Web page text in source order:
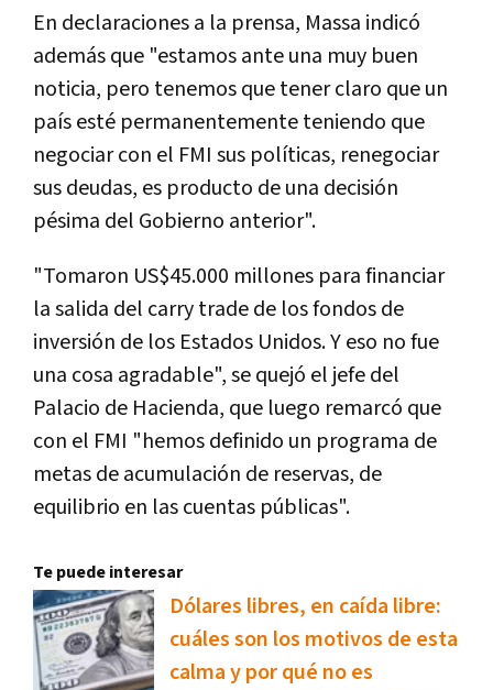
En declaraciones a la prensa, Massa indicó
además que "estamos ante una muy buen
noticia, pero tenemos que tener claro que un
país esté permanentemente teniendo que
negociar con el FMI sus políticas, renegociar
sus deudas, es producto de una decisión
pésima del Gobierno anterior".
"Tomaron US$45.000 millones para financiar
la salida del carry trade de los fondos de
inversión de los Estados Unidos. Y eso no fue
una cosa agradable", se quejó el jefe del
Palacio de Hacienda, que luego remarcó que
con el FMI "hemos definido un programa de
metas de acumulación de reservas, de
equilibrio en las cuentas públicas".
Te puede interesar
Dólares libres, en caída libre:
cuáles son los motivos de esta
calma y por qué no es